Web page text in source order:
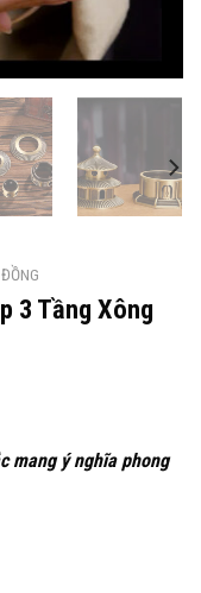
3 Tầng Xông
mang ý nghĩa phong